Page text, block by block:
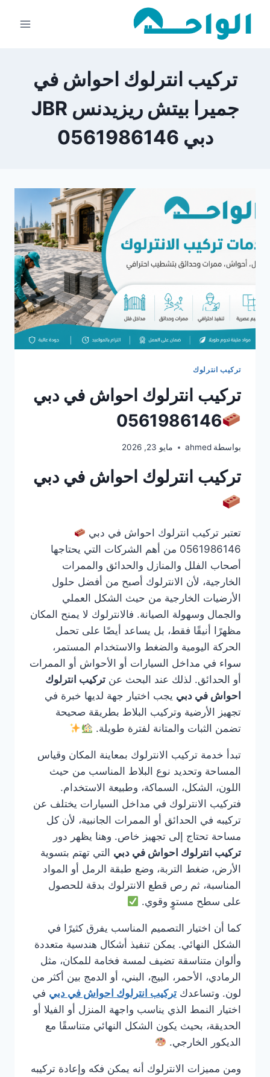
تركيب انترلوك احواش في
جميرا بيتش ريزيدنس JBR
دبي 0561986146
تركيب انترلوك
تركيب انترلوك احواش في دبي
0561986146
بواسطة ahmed مايو 23, 2026
تركيب انترلوك احواش في دبي
تعتبر تركيب انترلوك احواش في دبي
0561986146 من أهم الشركات التي يحتاجها
أصحاب الفلل والمنازل والحدائق والممرات
الخارجية، لأن الانترلوك أصبح من أفضل حلول
الأرضيات الخارجية من حيث الشكل العملي
والجمال وسهولة الصيانة. فالانترلوك لا يمنح المكان
مظهرًا أنيقًا فقط، بل يساعد أيضًا على تحمل
الحركة اليومية والضغط والاستخدام المستمر،
سواء في مداخل السيارات أو الأحواش أو الممرات
أو الحدائق. لذلك عند البحث عن تركيب انترلوك
احواش في دبي يجب اختيار جهة لديها خبرة في
تجهيز الأرضية وتركيب البلاط بطريقة صحيحة
تضمن الثبات والمتانة لفترة طويلة.
تبدأ خدمة تركيب الانترلوك بمعاينة المكان وقياس
المساحة وتحديد نوع البلاط المناسب من حيث
اللون، الشكل، السماكة، وطبيعة الاستخدام.
فتركيب الانترلوك في مداخل السيارات يختلف عن
تركيبه في الحدائق أو الممرات الجانبية، لأن كل
مساحة تحتاج إلى تجهيز خاص. وهنا يظهر دور
تركيب انترلوك احواش في دبي التي تهتم بتسوية
الأرض، ضغط التربة، وضع طبقة الرمل أو المواد
المناسبة، ثم رص قطع الانترلوك بدقة للحصول
على سطح مستوٍ وقوي.
كما أن اختيار التصميم المناسب يفرق كثيرًا في
الشكل النهائي. يمكن تنفيذ أشكال هندسية متعددة
وألوان متناسقة تضيف لمسة فخامة للمكان، مثل
الرمادي، الأحمر، البيج، البني، أو الدمج بين أكثر من
لون. وتساعدك تركيب انترلوك احواش في دبي في
اختيار النمط الذي يناسب واجهة المنزل أو الفيلا أو
الحديقة، بحيث يكون الشكل النهائي متناسقًا مع
الديكور الخارجي.
ومن مميزات الانترلوك أنه يمكن فكه وإعادة تركيبه